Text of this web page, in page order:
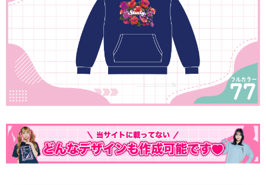
無料でLINE相談する
グリッター&ラメ
ポロシャツ
パーカー・スウェット
おもしろクラスTシャツ
かっこいいクラスTシャツ
ニュース
全面プリントクラスTシャツ
DTFプリントについて
SDGsについて